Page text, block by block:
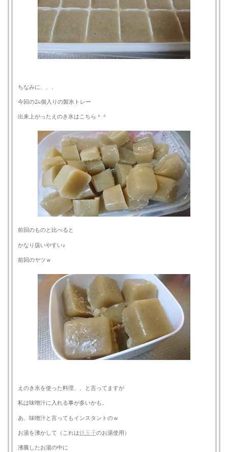
ちなみに、、、
今回の24個入りの製氷トレー
出来上がったえのき氷はこちら＾＾
前回のものと比べると
かなり扱いやすい♪
前回のヤツｗ
えのき氷を使った料理、、と言ってますが
私は味噌汁に入れる事が多いかも。
あ、味噌汁と言ってもインスタントのｗ
お湯を沸かして（これは鉄玉子のお湯使用）
沸騰したお湯の中に